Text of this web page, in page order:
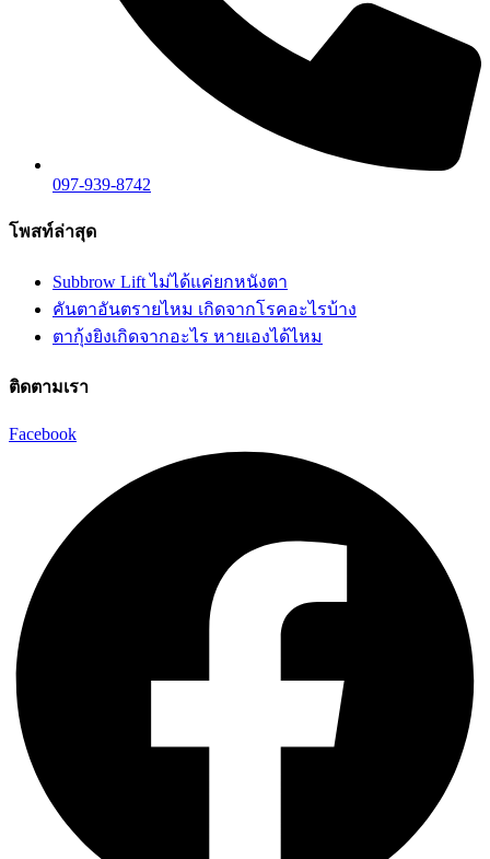
097-939-8742
โพสท์ล่าสุด
Subbrow Lift ไม่ได้แค่ยกหนังตา
คันตาอันตรายไหม เกิดจากโรคอะไรบ้าง
ตากุ้งยิงเกิดจากอะไร หายเองได้ไหม
ติดตามเรา
Facebook